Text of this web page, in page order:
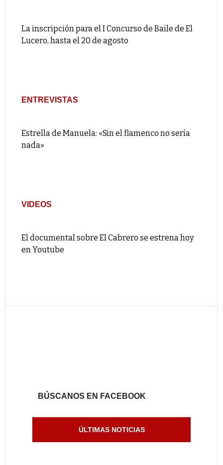
La inscripción para el I Concurso de Baile de El
Lucero, hasta el 20 de agosto
ENTREVISTAS
Estrella de Manuela: «Sin el flamenco no sería
nada»
VIDEOS
El documental sobre El Cabrero se estrena hoy
en Youtube
BÚSCANOS EN FACEBOOK
ÚLTIMAS NOTICIAS